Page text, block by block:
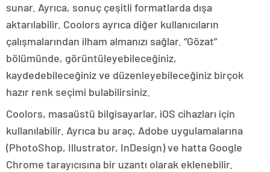
sunar. Ayrıca, sonuç çeşitli formatlarda dışa
aktarılabilir. Coolors ayrıca diğer kullanıcıların
çalışmalarından ilham almanızı sağlar. “Gözat”
bölümünde, görüntüleyebileceğiniz,
kaydedebileceğiniz ve düzenleyebileceğiniz birçok
hazır renk seçimi bulabilirsiniz.
Coolors, masaüstü bilgisayarlar, iOS cihazları için
kullanılabilir. Ayrıca bu araç, Adobe uygulamalarına
(PhotoShop, Illustrator, InDesign) ve hatta Google
Chrome tarayıcısına bir uzantı olarak eklenebilir.